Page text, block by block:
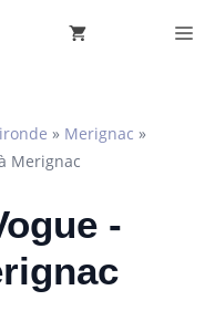
» Merignac »
Merignac
-